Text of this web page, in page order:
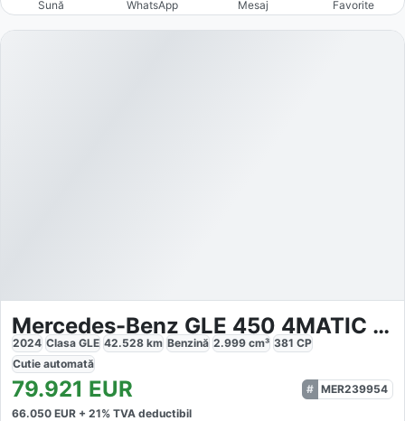
Sună WhatsApp Mesaj Favorite
Mercedes-Benz GLE 450 4MATIC AMG Sport Night Distr Pano
2024 Clasa GLE 42.528 km Benzină 2.999 cm³ 381 CP
Cutie automată
79.921 EUR
MER239954
66.050 EUR + 21% TVA deductibil